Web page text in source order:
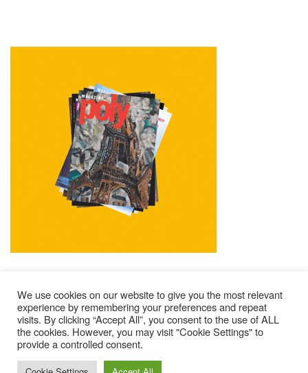
Impressum Kontakt
Alle Ausgaben Lesen
POLY Abonnieren
© 2025 – Magazine Poly – BKN
We use cookies on our website to give you the most relevant
experience by remembering your preferences and repeat
visits. By clicking “Accept All”, you consent to the use of ALL
the cookies. However, you may visit "Cookie Settings" to
provide a controlled consent.